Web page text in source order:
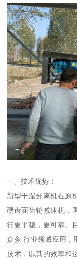
一、技术优势：
新型干湿分离机在原
硬齿面齿轮减速机，
行更平稳，更可靠。
众多 行业领域应用，
技术，以其的效率和